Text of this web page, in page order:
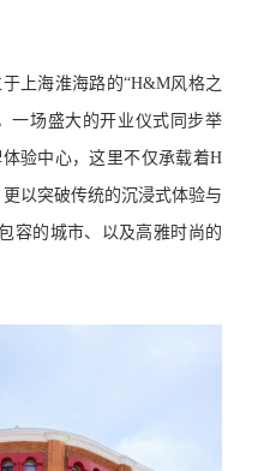
上海淮海路的“H&M风格之
一场盛大的开业仪式同步举
验中心，这里不仅承载着H
以突破传统的沉浸式体验与
容的城市、以及高雅时尚的